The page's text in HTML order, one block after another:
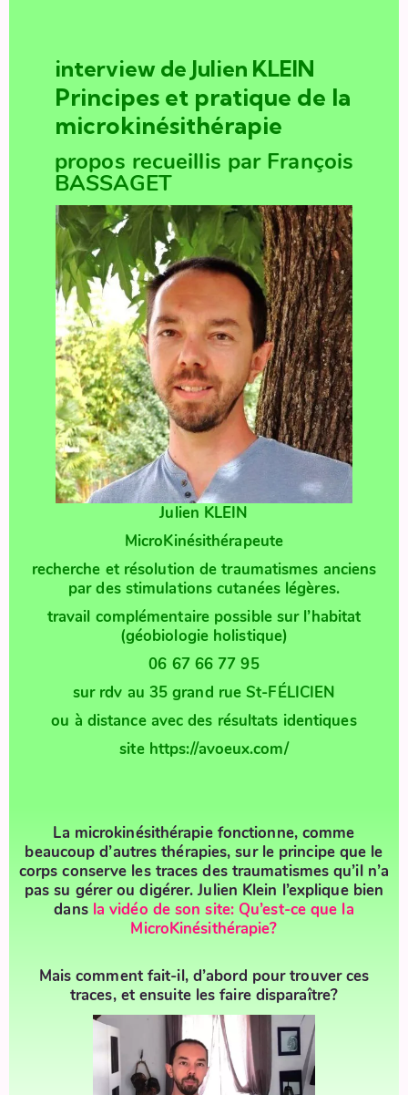
interview de Julien KLEIN
Principes et pratique de la
microkinésithérapie
propos recueillis par François
BASSAGET
Julien KLEIN
MicroKinésithérapeute
recherche et résolution de traumatismes anciens
par des stimulations cutanées légères.
travail complémentaire possible sur l’habitat
(géobiologie holistique)
06 67 66 77 95
sur rdv au 35 grand rue St-FÉLICIEN
ou à distance avec des résultats identiques
site https://avoeux.com/
La microkinésithérapie fonctionne, comme
beaucoup d’autres thérapies, sur le principe que le
corps conserve les traces des traumatismes qu’il n’a
pas su gérer ou digérer. Julien Klein l’explique bien
dans la vidéo de son site: Qu’est-ce que la
MicroKinésithérapie?
Mais comment fait-il, d’abord pour trouver ces
traces, et ensuite les faire disparaître?